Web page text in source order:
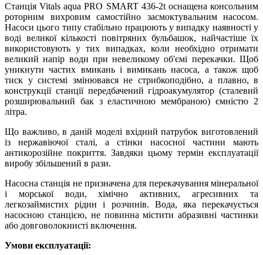
Станція Vitals aqua PRO SMART 436-2t оснащена консольним
роторним вихровим самостійно засмоктувальним насосом.
Насоси цього типу стабільно працюють у випадку наявності у
воді великої кількості повітряних бульбашок, найчастіше їх
використовують у тих випадках, коли необхідно отримати
великий напір води при невеликому об'ємі перекачки. Щоб
уникнути частих вмикань і вимикань насоса, а також щоб
тиск у системі змінювався не стрибкоподібно, а плавно, в
конструкції станції передбачений гідроакумулятор (сталевий
розширювальний бак з еластичною мембраною) ємністю 2
літра.
Що важливо, в даній моделі вхідний патрубок виготовлений
із нержавіючої сталі, а стінки насосної частини мають
антикорозійне покриття. Завдяки цьому термін експлуатації
виробу збільшений в рази.
Насосна станція не призначена для перекачування мінеральної
і морської води, хімічно активних, агресивних та
легкозаймистих рідин і розчинів. Вода, яка перекачується
насосною станцією, не повинна містити абразивні частинки
або довговолокнисті включення.
Умови експлуатації: